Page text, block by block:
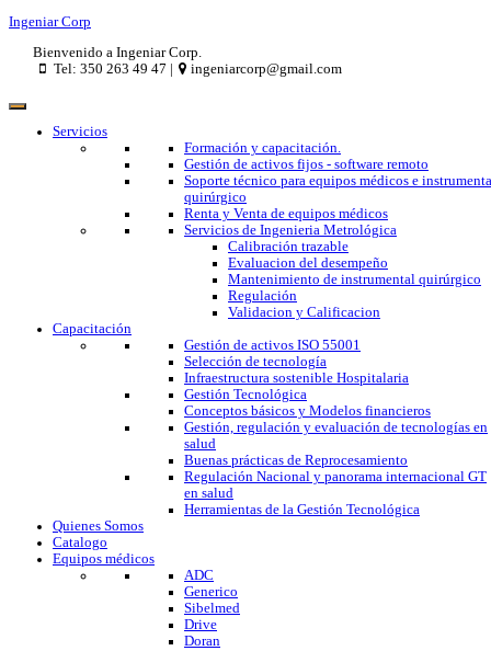
Ingeniar Corp
Bienvenido a Ingeniar Corp.
Tel: 350 263 49 47 |
ingeniarcorp@gmail.com
Servicios
Formación y capacitación.
Gestión de activos fijos - software remoto
Soporte técnico para equipos médicos e
quirúrgico
Renta y Venta de equipos médicos
Servicios de Ingenieria Metrológica
Calibración trazable
Evaluacion del desempeño
Mantenimiento de instrumental quirúrgico
Regulación
Validacion y Calificacion
Capacitación
Gestión de activos ISO 55001
Selección de tecnología
Infraestructura sostenible Hospitalaria
Gestión Tecnológica
Conceptos básicos y Modelos financieros
Gestión, regulación y evaluación de tecnologías en
salud
Buenas prácticas de Reprocesamiento
Regulación Nacional y panorama internacional GT
en salud
Herramientas de la Gestión Tecnológica
Quienes Somos
Catalogo
Equipos médicos
ADC
Generico
Sibelmed
Drive
Doran